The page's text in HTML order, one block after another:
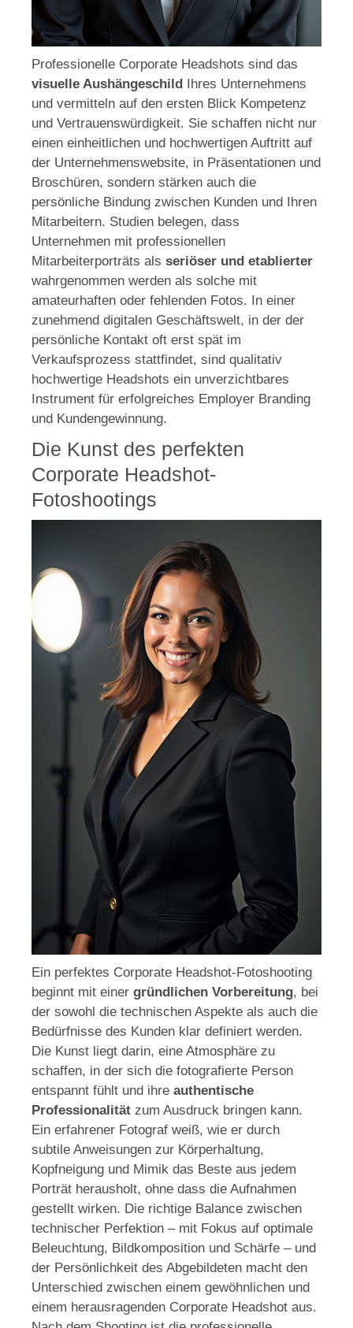
Professionelle Corporate Headshots sind das
visuelle Aushängeschild Ihres Unternehmens
und vermitteln auf den ersten Blick Kompetenz
und Vertrauenswürdigkeit. Sie schaffen nicht nur
einen einheitlichen und hochwertigen Auftritt auf
der Unternehmenswebsite, in Präsentationen und
Broschüren, sondern stärken auch die
persönliche Bindung zwischen Kunden und Ihren
Mitarbeitern. Studien belegen, dass
Unternehmen mit professionellen
Mitarbeiterporträts als seriöser und etablierter
wahrgenommen werden als solche mit
amateurhaften oder fehlenden Fotos. In einer
zunehmend digitalen Geschäftswelt, in der der
persönliche Kontakt oft erst spät im
Verkaufsprozess stattfindet, sind qualitativ
hochwertige Headshots ein unverzichtbares
Instrument für erfolgreiches Employer Branding
und Kundengewinnung.
Die Kunst des perfekten
Corporate Headshot-
Fotoshootings
Ein perfektes Corporate Headshot-Fotoshooting
beginnt mit einer gründlichen Vorbereitung, bei
der sowohl die technischen Aspekte als auch die
Bedürfnisse des Kunden klar definiert werden.
Die Kunst liegt darin, eine Atmosphäre zu
schaffen, in der sich die fotografierte Person
entspannt fühlt und ihre authentische
Professionalität zum Ausdruck bringen kann.
Ein erfahrener Fotograf weiß, wie er durch
subtile Anweisungen zur Körperhaltung,
Kopfneigung und Mimik das Beste aus jedem
Porträt herausholt, ohne dass die Aufnahmen
gestellt wirken. Die richtige Balance zwischen
technischer Perfektion – mit Fokus auf optimale
Beleuchtung, Bildkomposition und Schärfe – und
der Persönlichkeit des Abgebildeten macht den
Unterschied zwischen einem gewöhnlichen und
einem herausragenden Corporate Headshot aus.